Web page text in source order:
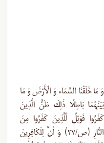
وَ مَا خَلَقْنَا السَّمَاء وَ الْأَرْضَ وَ مَا
بَيْنَهُمَا بَاطِلًا ذَلِكَ ظَنُّ الَّذِينَ
كَفَرُوا فَوَيْلٌ لِّلَّذِينَ كَفَرُوا مِنَ
النَّارِ (ص/۲۷) وَ أَنَّ لِلْكَافِرِينَ